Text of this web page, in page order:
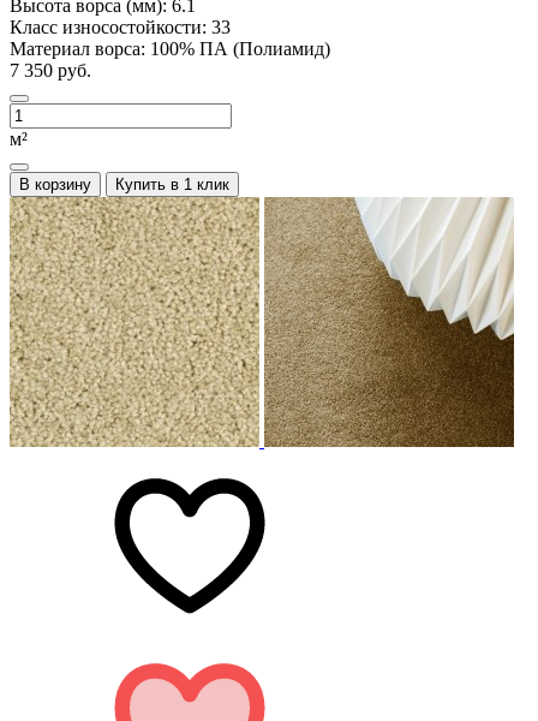
Высота ворса (мм): 6.1
Класс износостойкости: 33
Материал ворса: 100% ПА (Полиамид)
7 350 руб.
м²
В корзину Купить в 1 клик